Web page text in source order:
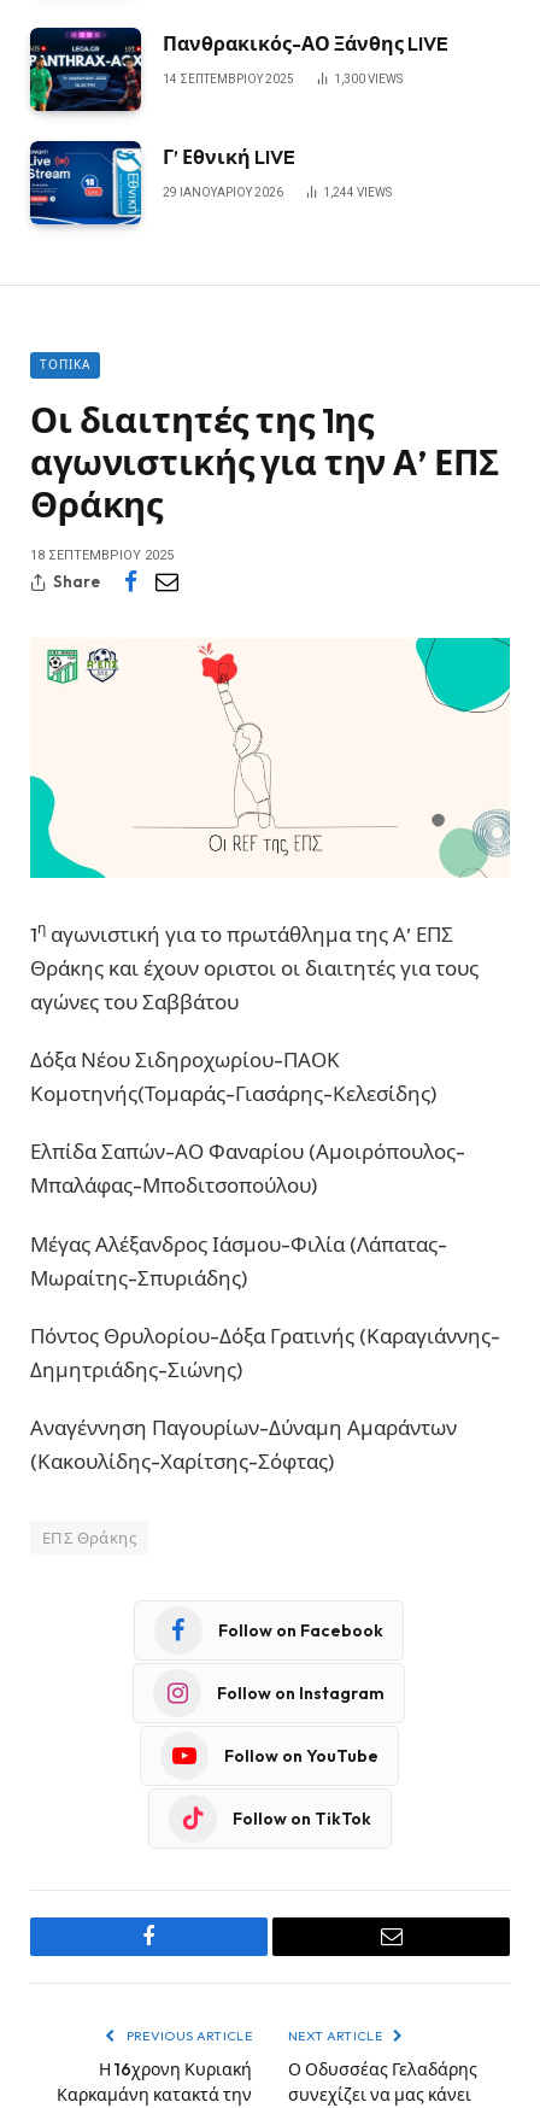
Πανθρακικός-ΑΟ Ξάνθης LIVE
14 ΣΕΠΤΕΜΒΡΊΟΥ 2025 1,300VIEWS
Γ’ Εθνική LIVE
29 ΙΑΝΟΥΑΡΊΟΥ 2026 1,244 VIEWS
ΤΟΠΙΚΆ
Οι διαιτητές της 1ης
αγωνιστικής για την Α’ ΕΠΣ
Θράκης
18 ΣΕΠΤΕΜΒΡΊΟΥ 2025
Share
1η αγωνιστική για το πρωτάθλημα της Α’ ΕΠΣ
Θράκης και έχουν οριστοι οι διαιτητές για τους
αγώνες του Σαββάτου
Δόξα Νέου Σιδηροχωρίου-ΠΑΟΚ
Κομοτηνής(Τομαράς-Γιασάρης-Κελεσίδης)
Ελπίδα Σαπών-ΑΟ Φαναρίου (Αμοιρόπουλος-
Μπαλάφας-Μποδιτσοπούλου)
Μέγας Αλέξανδρος Ιάσμου-Φιλία (Λάπατας-
Μωραίτης-Σπυριάδης)
Πόντος Θρυλορίου-Δόξα Γρατινής (Καραγιάννης-
Δημητριάδης-Σιώνης)
Αναγέννηση Παγουρίων-Δύναμη Αμαράντων
(Κακουλίδης-Χαρίτσης-Σόφτας)
ΕΠΣ Θράκης
Follow on Facebook
Follow on Instagram
Follow on YouTube
Follow on TikTok
Facebook Email
PREVIOUS ARTICLE
Η 16χρονη Κυριακή
Καρκαμάνη κατακτά την
NEXT ARTICLE
Ο Οδυσσέας Γελαδάρης
συνεχίζει να μας κάνει